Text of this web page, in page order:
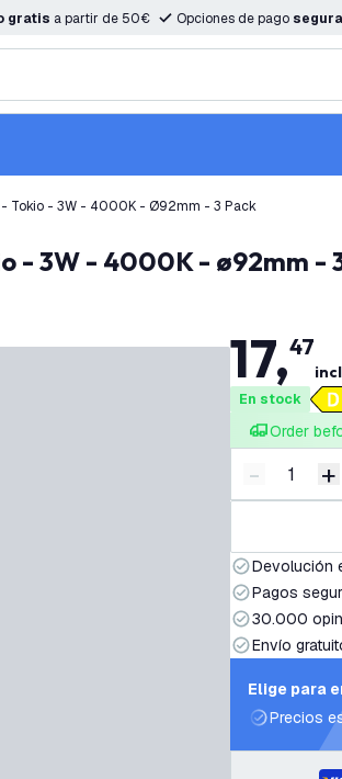
gratis a partir de 50€ Opciones de pago
- Tokio - 3W - 4000K - Ø92mm - 3 Pack
- 3W - 4000K - ø92mm -
17,47
En stock
Order
Disminuir
- +
Devolución
Pagos
30.000
Envío
Elige para
Precios